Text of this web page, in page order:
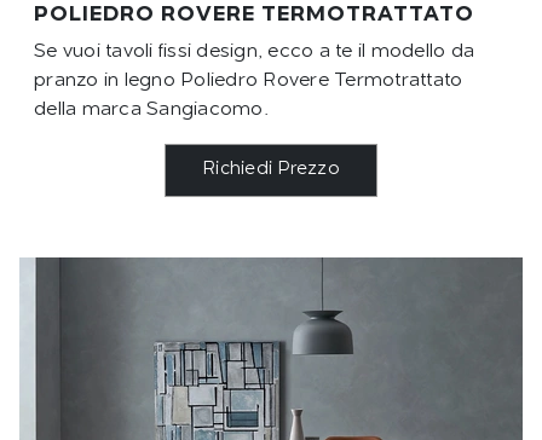
POLIEDRO ROVERE TERMOTRATTATO
Se vuoi tavoli fissi design, ecco a te il modello da
pranzo in legno Poliedro Rovere Termotrattato
della marca Sangiacomo.
Richiedi Prezzo